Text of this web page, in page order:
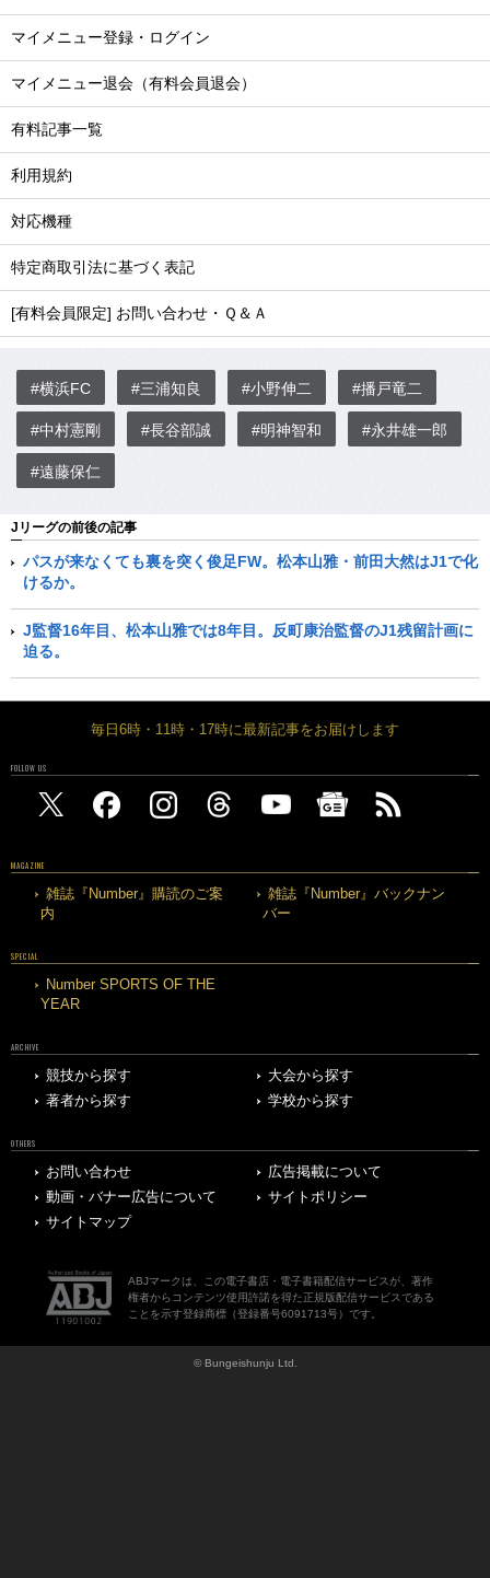
マイメニュー登録・ログイン
マイメニュー退会（有料会員退会）
有料記事一覧
利用規約
対応機種
特定商取引法に基づく表記
[有料会員限定] お問い合わせ・Ｑ＆Ａ
#横浜FC #三浦知良 #小野伸二 #播戸竜二
#中村憲剛 #長谷部誠 #明神智和 #永井雄一郎
#遠藤保仁
Jリーグの前後の記事
パスが来なくても裏を突く俊足FW。松本山雅・前田大然はJ1で化
けるか。
J監督16年目、松本山雅では8年目。反町康治監督のJ1残留計画に
迫る。
毎日6時・11時・17時に最新記事をお届けします
FOLLOW US
MAGAZINE
雑誌『Number』購読のご案
内
雑誌『Number』バックナン
バー
SPECIAL
Number SPORTS OF THE
YEAR
ARCHIVE
競技から探す
大会から探す
著者から探す
学校から探す
OTHERS
お問い合わせ
広告掲載について
動画・バナー広告について
サイトポリシー
サイトマップ
ABJマークは、この電子書店・電子書籍配信サービスが、著作
権者からコンテンツ使用許諾を得た正規版配信サービスである
ことを示す登録商標（登録番号6091713号）です。
© Bungeishunju Ltd.